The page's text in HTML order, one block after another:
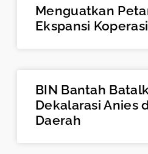
Menguatkan
Ekspansi
BIN Bantah
Dekalarasi Anies
Daerah